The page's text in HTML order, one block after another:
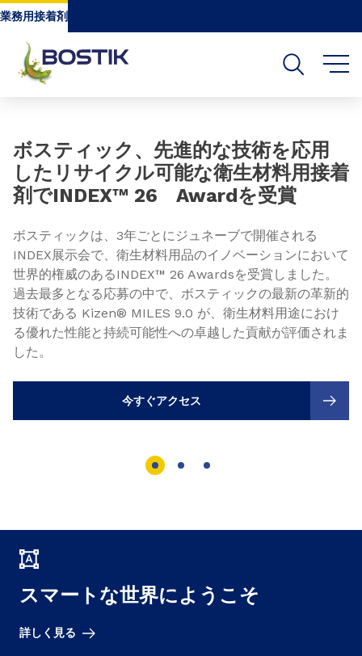
Go to content
業務用接着剤
ボスティック、先進的な技術を応用
したリサイクル可能な衛生材料用接着
剤でINDEX™ 26 Awardを受賞
ボスティックは、3年ごとにジュネーブで開催される
INDEX展示会で、衛生材料用品のイノベーションにおいて
世界的権威のあるINDEX™ 26 Awardsを受賞しました。
過去最多となる応募の中で、ボスティックの最新の革新的
技術である Kizen® MILES 9.0 が、衛生材料用途におけ
る優れた性能と持続可能性への卓越した貢献が評価されま
した。
今すぐアクセス
スマートな世界にようこそ
詳しく見る